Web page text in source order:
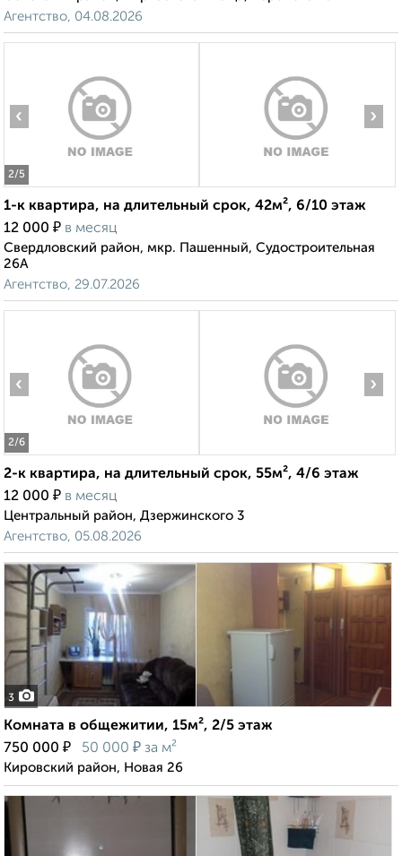
Агентство, 04.08.2026
2/5
‹ ›
1-к квартира, на длительный срок, 42м², 6/10 этаж
12 000 ₽ в месяц
Свердловский район, мкр. Пашенный, Судостроительная
26А
Агентство, 29.07.2026
2/6
‹ ›
2-к квартира, на длительный срок, 55м², 4/6 этаж
12 000 ₽ в месяц
Центральный район, Дзержинского 3
Агентство, 05.08.2026
3
Комната в общежитии, 15м², 2/5 этаж
750 000 ₽ 50 000 ₽ за м²
Кировский район, Новая 26